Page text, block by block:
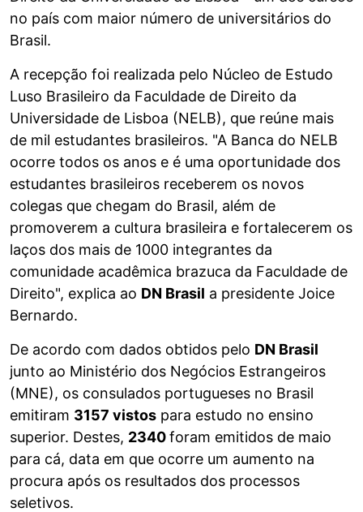
no país com maior número de universitários do
Brasil.
A recepção foi realizada pelo Núcleo de Estudo
Luso Brasileiro da Faculdade de Direito da
Universidade de Lisboa (NELB), que reúne mais
de mil estudantes brasileiros. "A Banca do NELB
ocorre todos os anos e é uma oportunidade dos
estudantes brasileiros receberem os novos
colegas que chegam do Brasil, além de
promoverem a cultura brasileira e fortalecerem os
laços dos mais de 1000 integrantes da
comunidade acadêmica brazuca da Faculdade de
Direito", explica ao DN Brasil a presidente Joice
Bernardo.
De acordo com dados obtidos pelo DN Brasil
junto ao Ministério dos Negócios Estrangeiros
(MNE), os consulados portugueses no Brasil
emitiram 3157 vistos para estudo no ensino
superior. Destes, 2340foram emitidos de maio
para cá, data em que ocorre um aumento na
procura após os resultados dos processos
seletivos.